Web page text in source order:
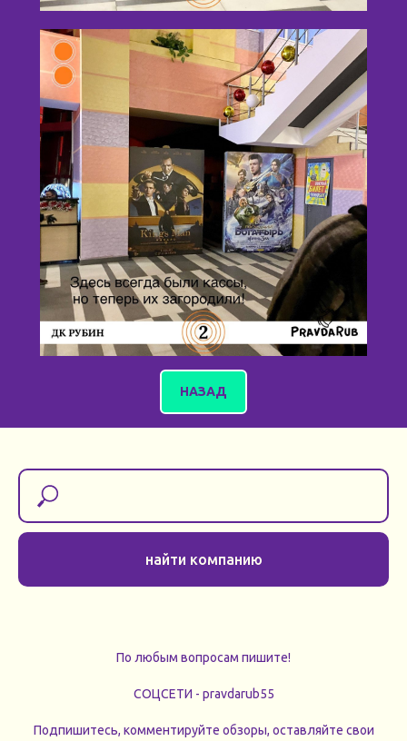
НАЗАД
найти компанию
По любым вопросам пишите!
СОЦСЕТИ - pravdarub55
Подпишитесь, комментируйте обзоры, оставляйте свои